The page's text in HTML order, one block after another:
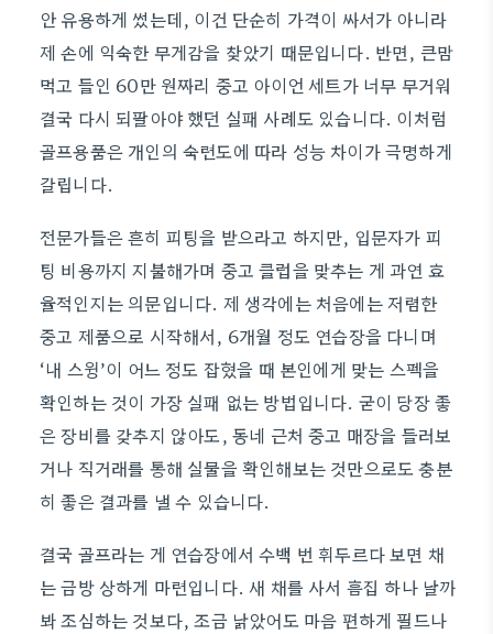
안 유용하게 썼는데, 이건 단순히 가격이 싸서가 아니라
제 손에 익숙한 무게감을 찾았기 때문입니다. 반면, 큰맘
먹고 들인 60만 원짜리 중고 아이언 세트가 너무 무거워
결국 다시 되팔아야 했던 실패 사례도 있습니다. 이처럼
골프용품은 개인의 숙련도에 따라 성능 차이가 극명하게
갈립니다.
전문가들은 흔히 피팅을 받으라고 하지만, 입문자가 피
팅 비용까지 지불해가며 중고 클럽을 맞추는 게 과연 효
율적인지는 의문입니다. 제 생각에는 처음에는 저렴한
중고 제품으로 시작해서, 6개월 정도 연습장을 다니며
‘내 스윙’이 어느 정도 잡혔을 때 본인에게 맞는 스펙을
확인하는 것이 가장 실패 없는 방법입니다. 굳이 당장 좋
은 장비를 갖추지 않아도, 동네 근처 중고 매장을 들러보
거나 직거래를 통해 실물을 확인해보는 것만으로도 충분
히 좋은 결과를 낼 수 있습니다.
결국 골프라는 게 연습장에서 수백 번 휘두르다 보면 채
는 금방 상하게 마련입니다. 새 채를 사서 흠집 하나 날까
봐 조심하는 것보다, 조금 낡았어도 마음 편하게 필드나